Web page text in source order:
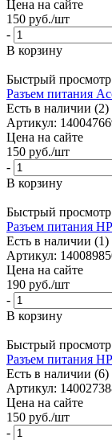
Цена на сайте
150 руб./шт
-
В корзину
Быстрый просмотр
Разъем питания
Есть в наличии (2)
Артикул:
Цена на сайте
150 руб./шт
-
В корзину
Быстрый просмотр
Разъем питания
Есть в наличии (1)
Артикул:
Цена на сайте
190 руб./шт
-
В корзину
Быстрый просмотр
Разъем питания
Есть в наличии (6)
Артикул:
Цена на сайте
150 руб./шт
-